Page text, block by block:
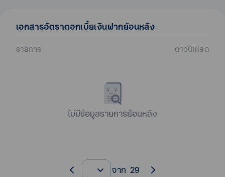
เอกสารอัตราดอกเบี้ยเงินฝากย้อนหลัง
รายการ ดาวน์โหลด
ไม่มีข้อมูลรายการย้อนหลัง
จาก 29